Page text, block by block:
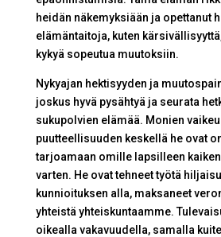
heidän näkemyksiään ja opettanut
elämäntaitoja, kuten
kykyä sopeutua muutoksiin.
Nykyajan hektisyyden ja
joskus hyvä pysähtyä ja seurata
sukupolvien elämää. Monien
puutteellisuuden keskellä he ovat
tarjoamaan omille lapsilleen
varten. He ovat tehneet työtä
kunnioituksen alla, maksaneet
yhteistä yhteiskuntaamme.
oikealla vakavuudella, samalla